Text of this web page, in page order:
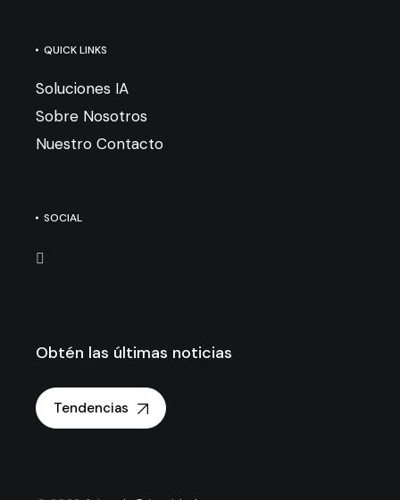
QUICK LINKS
Soluciones IA
Sobre Nosotros
Nuestro Contacto
SOCIAL
Obtén las últimas noticias
Tendencias